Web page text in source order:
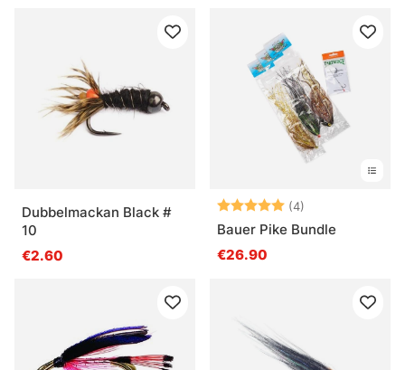
Dubbelmackan Black #
10
€2.60
Bewertung:(4)
Bauer Pike Bundle
€26.90